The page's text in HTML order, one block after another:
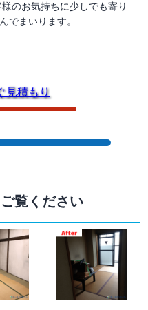
のお気持ちに少しでも寄り
でまいります。
見積もり
覧ください